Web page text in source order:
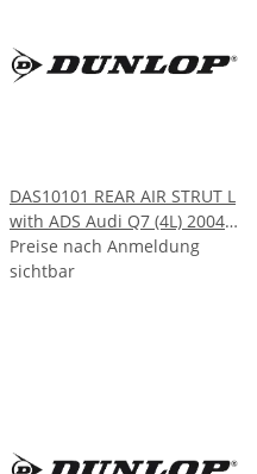
DAS10101 REAR AIR STRUT L
with ADS Audi Q7 (4L) 2004-
2009
Preise nach Anmeldung
sichtbar